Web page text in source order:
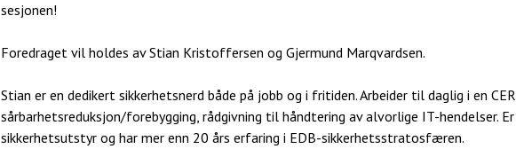
sesjonen!
Foredraget vil holdes av Stian Kristoffersen og Gjermund Marqvardsen.
Stian er en dedikert sikkerhetsnerd både på jobb og i fritiden. Arbeider til daglig i en
sårbarhetsreduksjon/forebygging, rådgivning til håndtering av alvorlige IT-hendelser.
sikkerhetsutstyr og har mer enn 20 års erfaring i EDB-sikkerhetsstratosfæren.